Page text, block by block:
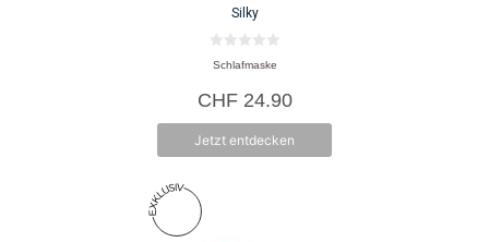
Silky
0
v
n
5
Schlafmaske
CHF24.90
Jetzt entdecken